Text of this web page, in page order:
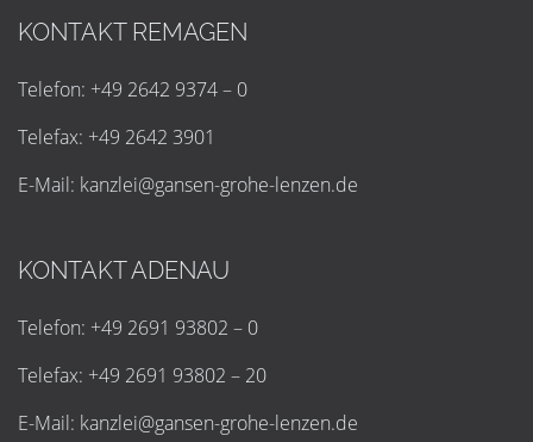
KONTAKT REMAGEN
Telefon: +49 2642 9374 – 0
Telefax: +49 2642 3901
E-Mail: kanzlei@gansen-grohe-lenzen.de
KONTAKT ADENAU
Telefon: +49 2691 93802 – 0
Telefax: +49 2691 93802 – 20
E-Mail: kanzlei@gansen-grohe-lenzen.de